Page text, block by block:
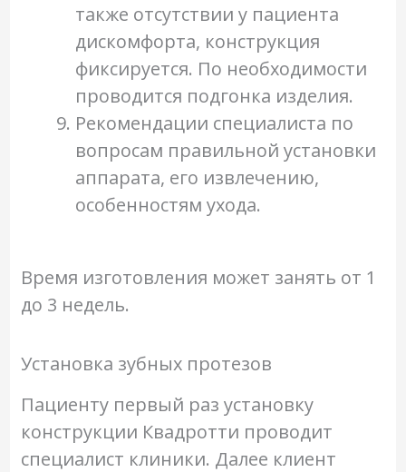
также отсутствии у пациента
дискомфорта, конструкция
фиксируется. По необходимости
проводится подгонка изделия.
Рекомендации специалиста по
вопросам правильной установки
аппарата, его извлечению,
особенностям ухода.
Время изготовления может занять от 1
до 3 недель.
Установка зубных протезов
Пациенту первый раз установку
конструкции Квадротти проводит
специалист клиники. Далее клиент